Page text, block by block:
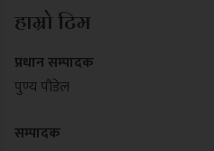
हाम्रो टिम
प्रधान सम्पादक
पुण्य पौडेल
सम्पादक